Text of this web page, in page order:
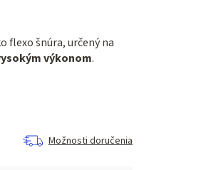
flexo šnúra, určený na
výkonom.
Možnosti doručenia